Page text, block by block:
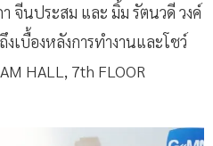
จีนประสม และ มิ้ม รัตนวดี วงค์
บื้องหลังการทำงานและโชว์
HALL, 7th FLOOR